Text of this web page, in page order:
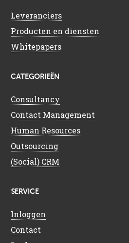
Leveranciers
Producten en diensten
Whitepapers
CATEGORIEËN
Consultancy
Contact Management
Human Resources
Outsourcing
(Social) CRM
SERVICE
Inloggen
Contact